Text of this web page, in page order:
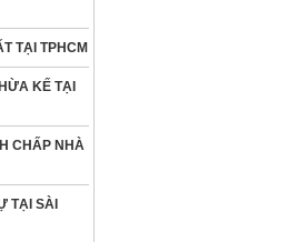
TẠI TPHCM
KẾ TẠI
CHẤP NHÀ
TẠI SÀI